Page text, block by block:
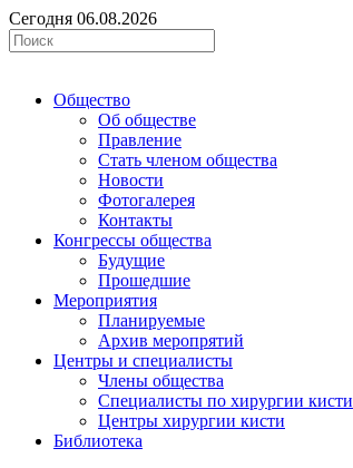
Сегодня 06.08.2026
Общество
Об обществе
Правление
Стать членом общества
Новости
Фотогалерея
Контакты
Конгрессы общества
Будущие
Прошедшие
Мероприятия
Планируемые
Архив меропрятий
Центры и специалисты
Члены общества
Специалисты по хирургии кисти
Центры хирургии кисти
Библиотека